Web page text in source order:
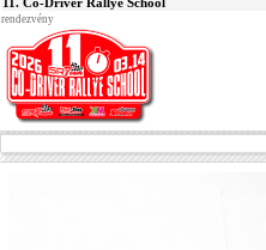
11. Co-Driver Rallye School
rendezvény